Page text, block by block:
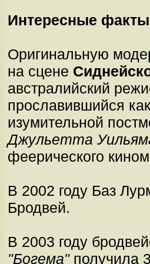
Интересные факты
Оригинальную
на сцене
австралийский
прославившийся
изумительной
Джульетта
феерического
В 2002 году Баз
Бродвей.
В 2003 году
"Богема"получила